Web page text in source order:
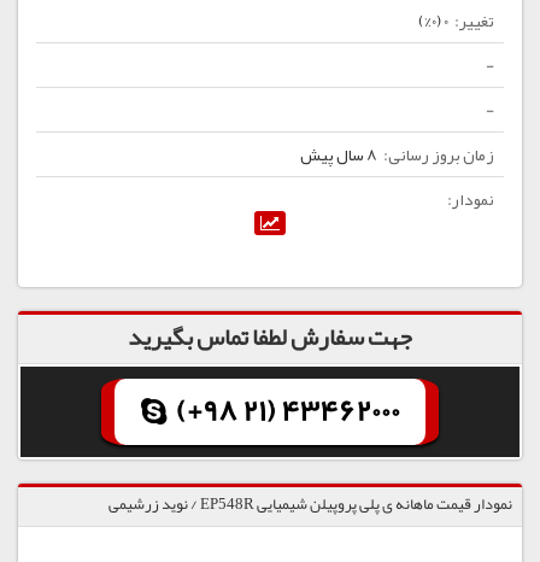
0 (0%)
-
-
8 سال پیش
جهت سفارش لطفا تماس بگیرید
(+98 21) 43462000
نمودار قیمت ماهانه ی پلی پروپیلن شیمیایی EP548R / نوید زرشیمی